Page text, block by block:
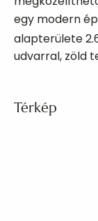
egy modern
alapterülete
udvarral, zöld
Térkép